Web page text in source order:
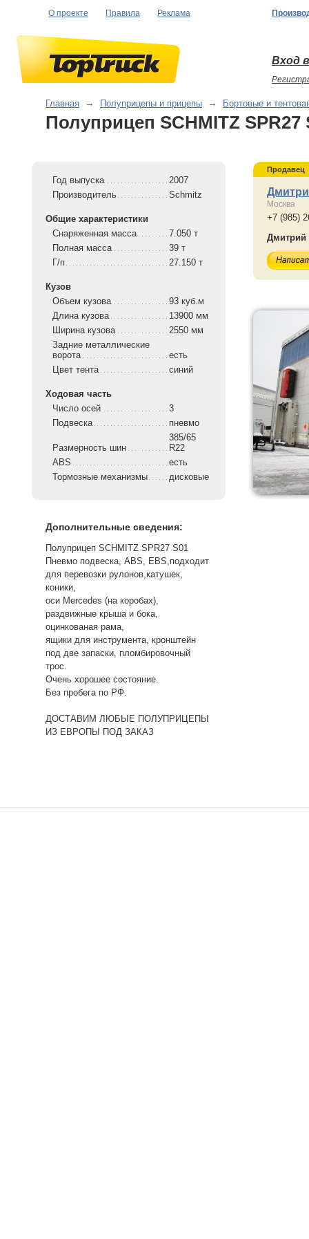
О проекте Правила Реклама
Вход
Главная → Полуприцепы и прицепы → Бортовые и
Полуприцеп SCHMITZ SPR27
Год выпуска
2007
Производитель
Schmitz
Общие характеристики
Снаряженная масса
7.050 т
Полная масса
39 т
Г/п
27.150 т
Кузов
Объем кузова
93 куб.м
Длина кузова
13900 мм
Ширина кузова
2550 мм
Задние металлические
ворота
есть
Цвет тента
синий
Ходовая часть
Число осей
3
Подвеска
пневмо
Размерность шин
385/65
R22
ABS
есть
Тормозные механизмы
дисковые
Дополнительные сведения:
Полуприцеп SCHMITZ SPR27 S01
Пневмо подвеска, ABS, EBS,подходит
для перевозки рулонов,катушек,
коники,
оси Mercedes (на коробах),
раздвижные крыша и бока,
оцинкованая рама,
ящики для инструмента, кронштейн
под две запаски, пломбировочный
трос.
Очень хорошее состояние.
Без пробега по РФ.
ДОСТАВИМ ЛЮБЫЕ ПОЛУПРИЦЕПЫ
ИЗ ЕВРОПЫ ПОД ЗАКАЗ
Продавец
Москва
+7 (985)
Дмитрий